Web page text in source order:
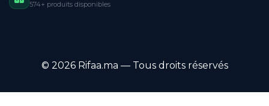
574+ produits disponibles
© 2026 Rifaa.ma — Tous droits réservés